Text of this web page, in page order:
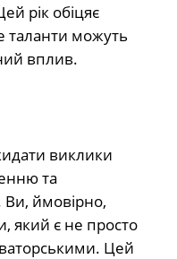
рік обіцяє
таланти можуть
вплив.
виклики
та
Ви, ймовірно,
який є не просто
Цей